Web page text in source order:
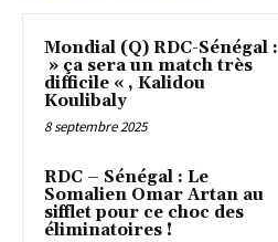
Mondial (Q) RDC-Sénégal :
» ça sera un match très
difficile « , Kalidou
Koulibaly
8 septembre 2025
RDC – Sénégal : Le
Somalien Omar Artan au
sifflet pour ce choc des
éliminatoires !